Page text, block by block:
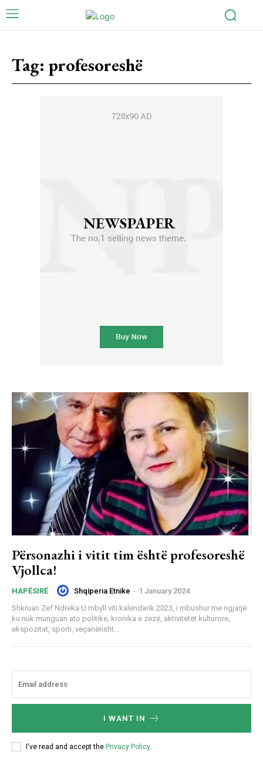
Tag: profesoreshë
Përsonazhi i vitit tim është profesoreshë
Vjollca!
HAPËSIRË Shqiperia Etnike - 1 January 2024
Shkruan Zef Ndreka U mbyll viti kalendarik 2023, i mbushur me ngjarje
ku nuk munguan ato politike, kronika e zezë, aktivitetët kulturore,
ekspozitat, sporti, veçanërisht...
I WANT IN
I've read and accept the Privacy Policy.